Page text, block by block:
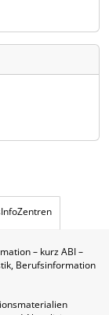
– kurz ABI –
Berufsinformation